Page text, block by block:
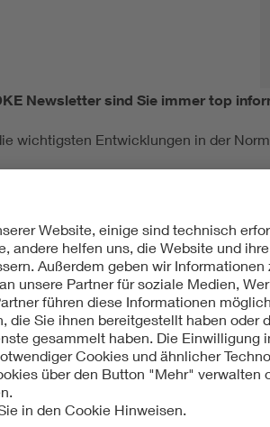
Newsletter sind Sie immer top
wichtigsten Entwicklungen in der
über aktuelle Arbeitsergebnisse,
Sie bereits frühzeitig über zukünftige
den DKE Newsletter erhalten!